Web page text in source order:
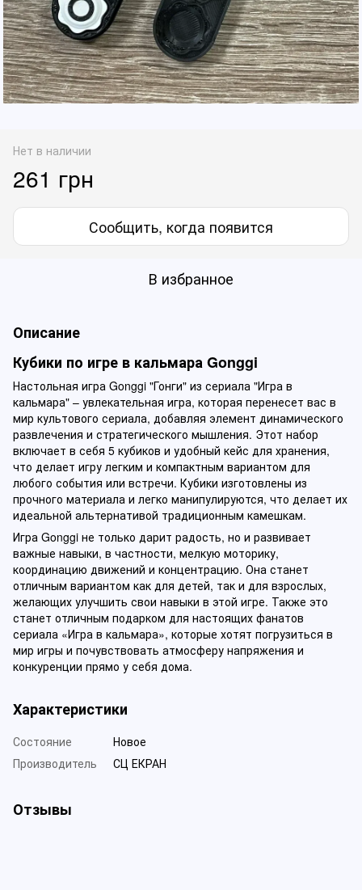
Нет в наличии
261 грн
Сообщить, когда появится
В избранное
Описание
Кубики по игре в кальмара Gonggi
Настольная игра Gonggi "Гонги" из сериала "Игра в
кальмара" – увлекательная игра, которая перенесет вас в
мир культового сериала, добавляя элемент динамического
развлечения и стратегического мышления. Этот набор
включает в себя 5 кубиков и удобный кейс для хранения,
что делает игру легким и компактным вариантом для
любого события или встречи. Кубики изготовлены из
прочного материала и легко манипулируются, что делает их
идеальной альтернативой традиционным камешкам.
Игра Gonggi не только дарит радость, но и развивает
важные навыки, в частности, мелкую моторику,
координацию движений и концентрацию. Она станет
отличным вариантом как для детей, так и для взрослых,
желающих улучшить свои навыки в этой игре. Также это
станет отличным подарком для настоящих фанатов
сериала «Игра в кальмара», которые хотят погрузиться в
мир игры и почувствовать атмосферу напряжения и
конкуренции прямо у себя дома.
Характеристики
Состояние
Новое
Производитель
СЦ ЕКРАН
Отзывы